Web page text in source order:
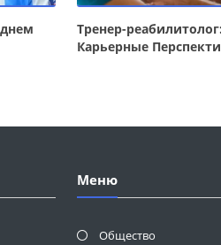
Тренер-
Карьерные
Меню
Общество